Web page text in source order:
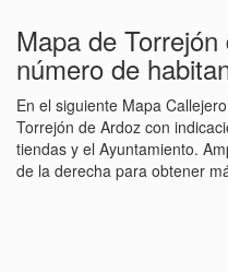
Mapa de
número de
En el siguiente Mapa
Torrejón de Ardoz con
tiendas y el Ayuntamiento.
de la derecha para obtener